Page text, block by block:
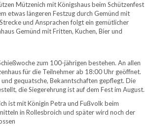
Mützenich mit Königshaus beim Schützenfest
etwas längeren Festzug durch Gemünd mit
und Ansprachen folgt ein gemütlicher
Gemünd mit Fritten, Kuchen, Bier und
zum 100-jährigen bestehen. An allen
für die Teilnehmer ab 18:00 Uhr geöffnet.
und gequatsche, Bekanntschaften gepflegt. Die
die Siegerehrung ist auf dem Fest im August.
ist mit Königin Petra und Fußvolk beim
in Rollesbroich und später wird noch der